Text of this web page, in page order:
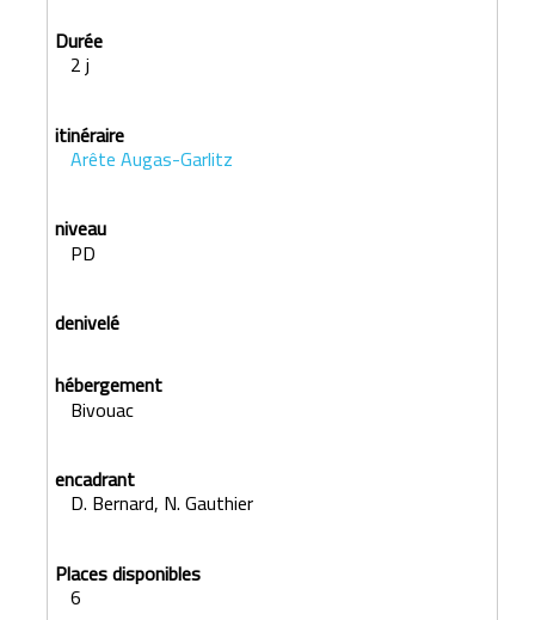
2 j
Arête Augas-Garlitz
PD
Bivouac
D. Bernard, N. Gauthier
6